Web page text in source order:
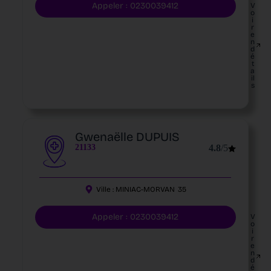
Appeler : 0230039412
V
o
i
r
e
n
d
é
t
a
il
s
Gwenaëlle DUPUIS
21133 4.8/5
Ville : MINIAC-MORVAN 35
Appeler : 0230039412
V
o
i
r
e
n
d
é